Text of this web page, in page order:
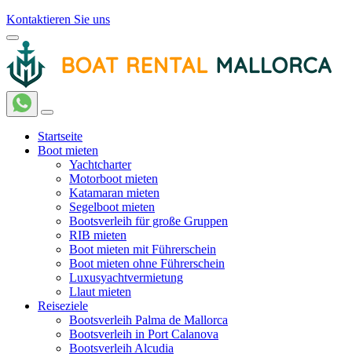
Kontaktieren Sie uns
Startseite
Boot mieten
Yachtcharter
Motorboot mieten
Katamaran mieten
Segelboot mieten
Bootsverleih für große Gruppen
RIB mieten
Boot mieten mit Führerschein
Boot mieten ohne Führerschein
Luxusyachtvermietung
Llaut mieten
Reiseziele
Bootsverleih Palma de Mallorca
Bootsverleih in Port Calanova
Bootsverleih Alcudia